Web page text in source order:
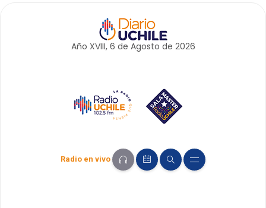
Año XVIII, 6 de Agosto de 2026
Radio en vivo